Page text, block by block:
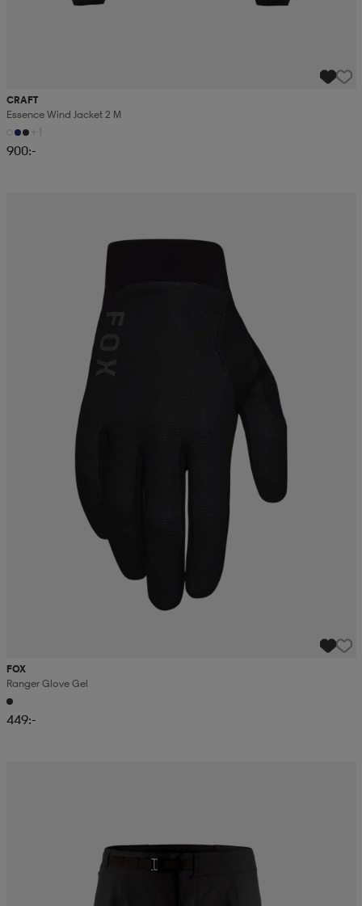
CRAFT
Essence Wind Jacket 2 M
+1
900:-
FOX
Ranger Glove Gel
449:-